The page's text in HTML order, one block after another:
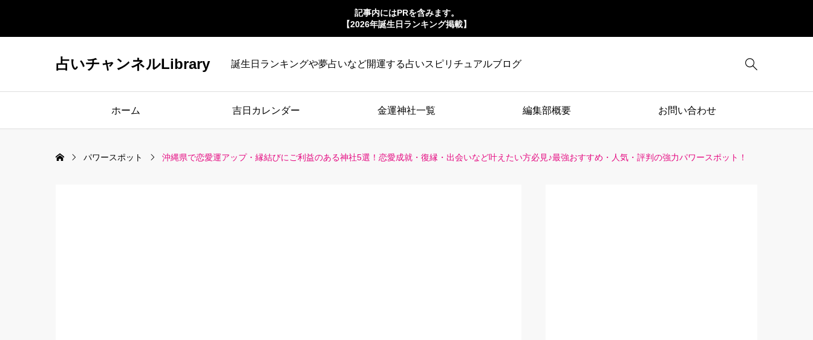
記事内にはPRを含みます。
【2026年誕生日ランキング掲載】
占いチャンネルLibrary 誕生日ランキングや夢占いなど開運する占いスピリチュアルブログ 
ホーム 吉日カレンダー 金運神社一覧 編集部概要 お問い合わせ
パワースポット 沖縄県で恋愛運アップ・縁結びにご利益のある神社5選！恋愛成就・復縁・出会いなど叶えたい方必見♪最強おすすめ・人気・評判の強力パワースポット！